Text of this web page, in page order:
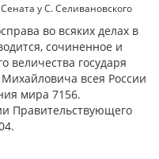
у С. Селивановского
во всяких делах в
сочиненное и
величества государя
всея России
мира 7156.
Правительствующего